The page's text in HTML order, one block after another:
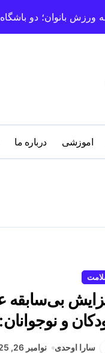
ورزش بانوان؛ دو
اموزشی درباره‌ ما
بی‌سابقه
و
عمومی بهسارا اوحدی نوامبر 26, 2025